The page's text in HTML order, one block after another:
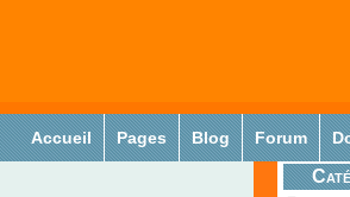
Accueil Pages Blog Forum